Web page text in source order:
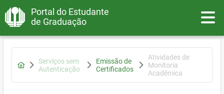
Portal do Estudante
de Graduação
Serviços sem
Autenticação
Emissão de
Certificados
Atividades de
Monitoria
Acadêmica